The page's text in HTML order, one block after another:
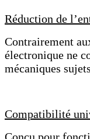
Réduction de
Contrairement
électronique ne
mécaniques
Compatibilité